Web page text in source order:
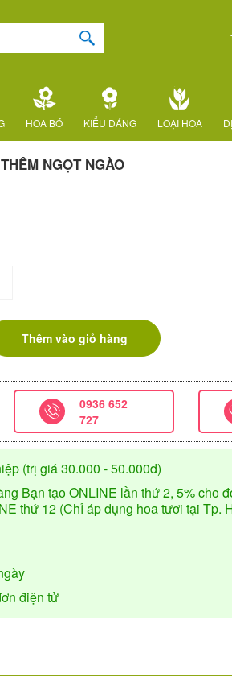
HOA BÓ KIỂU DÁNG LOẠI HOA
NGỌT NGÀO
Thêm vào giỏ hàng
0936 652
727
(trị giá 30.000 - 50.000đ)
Bạn tạo ONLINE lần thứ 2, 5% cho
thứ 12 (Chỉ áp dụng hoa tươi tại Tp.
điện tử